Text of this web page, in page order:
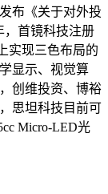
布《关于对外投
，首镜科技注册
实现三色布局的
显示、视觉算
创维投资、博裕
思坦科技目前可
Micro-LED光